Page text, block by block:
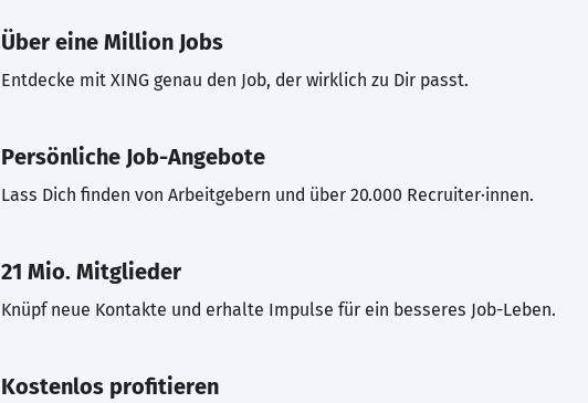
Über eine Million Jobs
Entdecke mit XING genau den Job, der wirklich zu Dir passt.
Persönliche Job-Angebote
Lass Dich finden von Arbeitgebern und über 20.000 Recruiter·innen.
21 Mio. Mitglieder
Knüpf neue Kontakte und erhalte Impulse für ein besseres Job-Leben.
Kostenlos profitieren